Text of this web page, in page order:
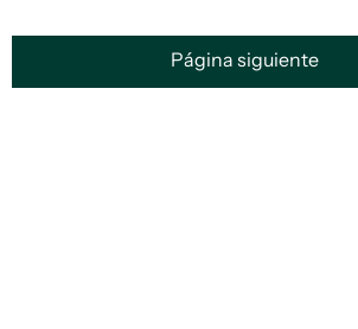
Página siguiente